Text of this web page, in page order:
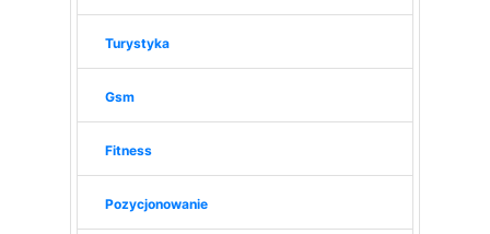
Turystyka
Gsm
Fitness
Pozycjonowanie